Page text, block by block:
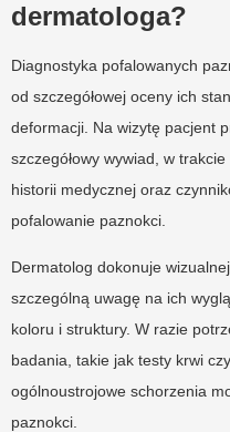
dermatologa?
Diagnostyka pofalowanych
od szczegółowej oceny ich
deformacji. Na wizytę pacjent
szczegółowy wywiad, w
historii medycznej oraz
pofalowanie paznokci.
Dermatolog dokonuje
szczególną uwagę na ich
koloru i struktury. W razie
badania, takie jak testy krwi
ogólnoustrojowe schorzenia
paznokci.